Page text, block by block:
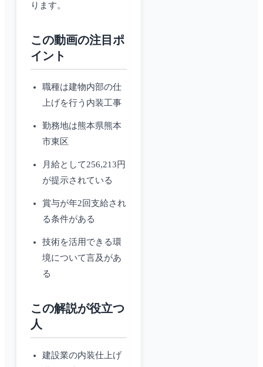
ります。
この動画の注目ポ
イント
職種は建物内部の仕
上げを行う内装工事
勤務地は熊本県熊本
市東区
月給として256,213円
が提示されている
賞与が年2回支給され
る条件がある
技術を活用できる環
境について言及があ
る
この解説が役立つ
人
建設業の内装仕上げ